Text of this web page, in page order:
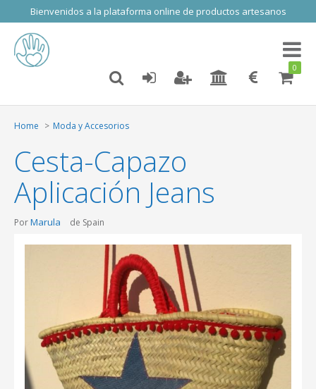
Bienvenidos a la plataforma online de productos artesanos
Toggle
0
Home Moda y Accesorios
Cesta-Capazo
Aplicación Jeans
PorMarula de Spain